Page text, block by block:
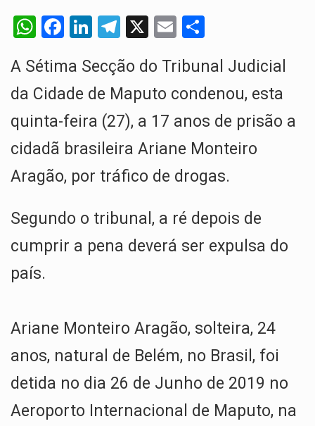
O Senado dos Estados Unidos aprovou, no dia 7 de…
W
at
s
A
p
p
F
ce
b
o
o
k
Li
ke
dI
n
T
e
gr
a
m
X
E
ail ar
e
A Sétima Secção do Tribunal Judicial
da Cidade de Maputo condenou, esta
quinta-feira (27), a 17 anos de prisão a
cidadã brasileira Ariane Monteiro
Aragão, por tráfico de drogas.
Segundo o tribunal, a ré depois de
cumprir a pena deverá ser expulsa do
país.
Ariane Monteiro Aragão, solteira, 24
anos, natural de Belém, no Brasil, foi
detida no dia 26 de Junho de 2019 no
Aeroporto Internacional de Maputo, na